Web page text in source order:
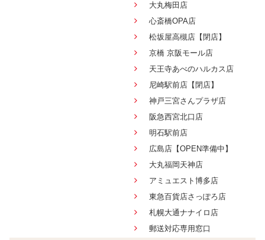
大丸梅田店
心斎橋OPA店
松坂屋高槻店【閉店】
京橋 京阪モール店
天王寺あべのハルカス店
尼崎駅前店【閉店】
神戸三宮さんプラザ店
阪急西宮北口店
明石駅前店
広島店【OPEN準備中】
大丸福岡天神店
アミュエスト博多店
東急百貨店さっぽろ店
札幌大通ナナイロ店
郵送対応専用窓口